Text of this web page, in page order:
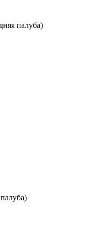
палуба)